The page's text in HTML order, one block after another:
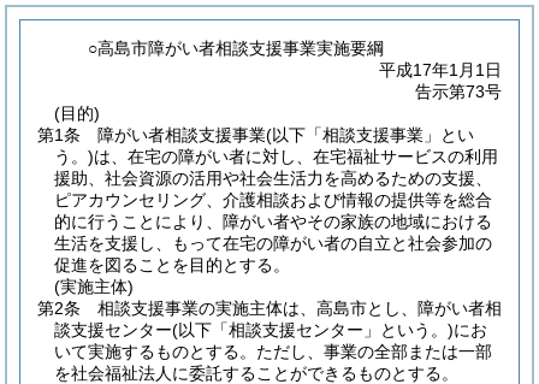
○高島市障がい者相談支援事業実施要綱
平成17年1月1日
告示第73号
(目的)
第1条
障がい者相談支援事業(以下「相談支援事業」とい
う。)は、在宅の障がい者に対し、在宅福祉サービスの利用
援助、社会資源の活用や社会生活力を高めるための支援、
ピアカウンセリング、介護相談および情報の提供等を総合
的に行うことにより、障がい者やその家族の地域における
生活を支援し、もって在宅の障がい者の自立と社会参加の
促進を図ることを目的とする。
(実施主体)
第2条
相談支援事業の実施主体は、高島市とし、障がい者相
談支援センター(以下「相談支援センター」という。)にお
いて実施するものとする。 ただし、事業の全部または一部
を社会福祉法人に委託することができるものとする。